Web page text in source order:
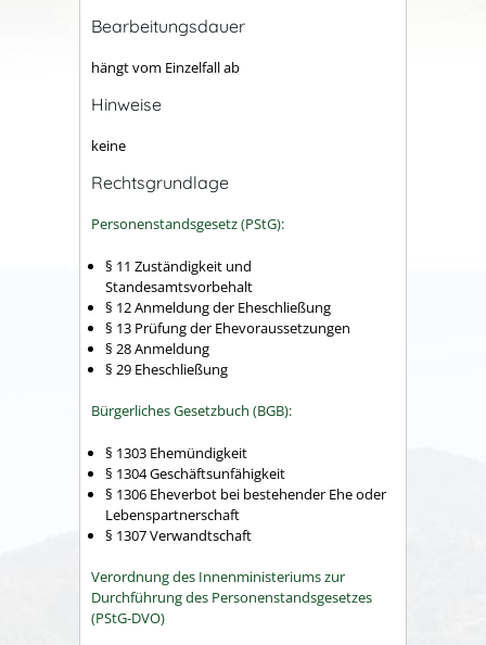
Bearbeitungsdauer
hängt vom Einzelfall ab
Hinweise
keine
Rechtsgrundlage
Personenstandsgesetz (PStG):
§ 11 Zuständigkeit und
Standesamtsvorbehalt
§ 12 Anmeldung der Eheschließung
§ 13 Prüfung der Ehevoraussetzungen
§ 28 Anmeldung
§ 29 Eheschließung
Bürgerliches Gesetzbuch (BGB):
§ 1303 Ehemündigkeit
§ 1304 Geschäftsunfähigkeit
§ 1306 Eheverbot bei bestehender Ehe oder
Lebenspartnerschaft
§ 1307 Verwandtschaft
Verordnung des Innenministeriums zur
Durchführung des Personenstandsgesetzes
(PStG-DVO)